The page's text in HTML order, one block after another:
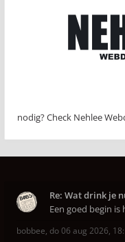
nodig? Check Nehlee
Re: Wat drink je
Een goed begin
bobbee, do 06 aug 2026,